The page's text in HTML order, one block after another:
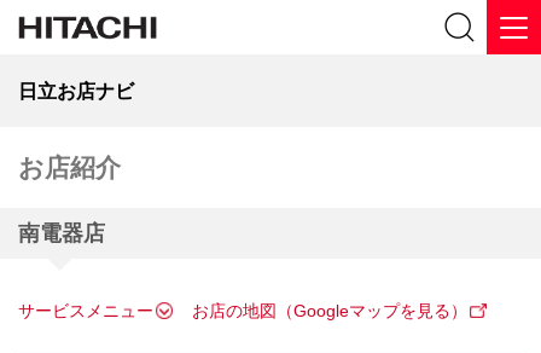
日立お店ナビ
お店紹介
南電器店
サービスメニュー お店の地図（Googleマップを見る）